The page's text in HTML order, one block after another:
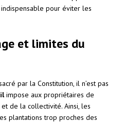
pour éviter les
et limites du
par la Constitution, il n’est pas
impose aux propriétaires de
de la collectivité. Ainsi, les
plantations trop proches des